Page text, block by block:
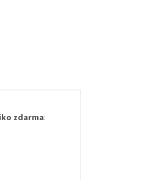
zdarma: